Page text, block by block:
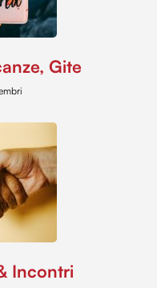
Gite
Incontri